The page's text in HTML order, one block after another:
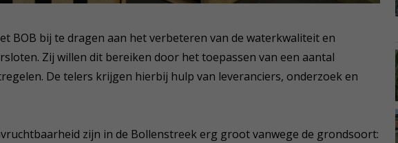
BOB bij te dragen aan het verbeteren van de waterkwaliteit en
Zij willen dit bereiken door het toepassen van een aantal
De telers krijgen hierbij hulp van leveranciers, onderzoek en
zijn in de Bollenstreek erg groot vanwege de grondsoort: